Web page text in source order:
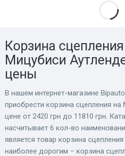
Корзина
Мицубиси
цены
В нашем интернет-магазине
приобрести корзина сцепления на
цене от 2420 грн до 11810 грн.
насчитывает 6 кол-во
является товар корзина
наиболее дорогим – корзина